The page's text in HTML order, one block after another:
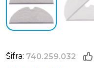
Šifra: 740.259.032